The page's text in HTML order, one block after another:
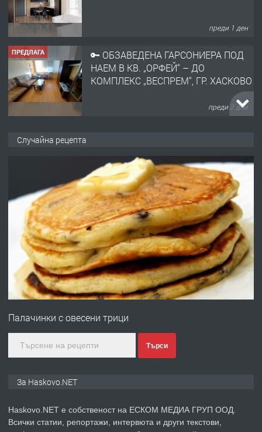
преди 1 ден
ПРЕДЛАГА
🔑 ОБЗАВЕДЕНА ГАРСОНИЕРА ПОД
НАЕМ В КВ. „ОРФЕЙ“ – ДО
КОМПЛЕКС „ВЕСПРЕМ“, ГР. ХАСКОВО
преди 2 дни
АПАРТАМЕНТ В ЦЕНТЪРА НА ГР.
ХАСКОВО
преди 3 дни
ПРЕДЛАГА Давам гараж под наем
преди 3 дни
ПРЕДЛАГА
№4120 Магазин/Офис под наем в кв.
градската градина!
преди 4 дни
Случайна рецепта
Палачинки с овесени трици
Търси
За Haskovo.NET
Haskovo.NET е собственост на ЕСКОМ МЕДИА ГРУП ООД.
Всички статии, репортажи, интервюта и други текстови,